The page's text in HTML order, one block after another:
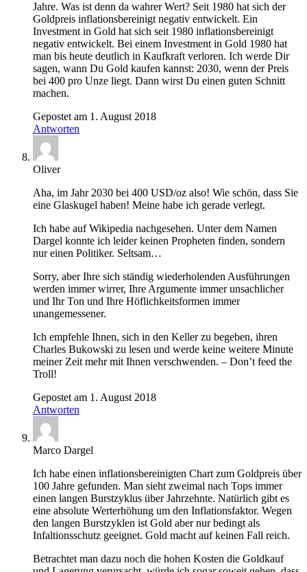
Jahre. Was ist denn da wahrer Wert? Seit 1980 hat sich der
Goldpreis inflationsbereinigt negativ entwickelt. Ein
Investment in Gold hat sich seit 1980 inflationsbereinigt
negativ entwickelt. Bei einem Investment in Gold 1980 hat
man bis heute deutlich in Kaufkraft verloren. Ich werde Dir
sagen, wann Du Gold kaufen kannst: 2030, wenn der Preis
bei 400 pro Unze liegt. Dann wirst Du einen guten Schnitt
machen.
Gepostet am 1. August 2018
Antworten
Oliver
Aha, im Jahr 2030 bei 400 USD/oz also! Wie schön, dass Sie
eine Glaskugel haben! Meine habe ich gerade verlegt.
Ich habe auf Wikipedia nachgesehen. Unter dem Namen
Dargel konnte ich leider keinen Propheten finden, sondern
nur einen Politiker. Seltsam…
Sorry, aber Ihre sich ständig wiederholenden Ausführungen
werden immer wirrer, Ihre Argumente immer unsachlicher
und Ihr Ton und Ihre Höflichkeitsformen immer
unangemessener.
Ich empfehle Ihnen, sich in den Keller zu begeben, ihren
Charles Bukowski zu lesen und werde keine weitere Minute
meiner Zeit mehr mit Ihnen verschwenden. – Don’t feed the
Troll!
Gepostet am 1. August 2018
Antworten
Marco Dargel
Ich habe einen inflationsbereinigten Chart zum Goldpreis über
100 Jahre gefunden. Man sieht zweimal nach Tops immer
einen langen Burstzyklus über Jahrzehnte. Natürlich gibt es
eine absolute Werterhöhung um den Inflationsfaktor. Wegen
den langen Burstzyklen ist Gold aber nur bedingt als
Infaltionsschutz geeignet. Gold macht auf keinen Fall reich.
Betrachtet man dazu noch die hohen Kosten die Goldkauf